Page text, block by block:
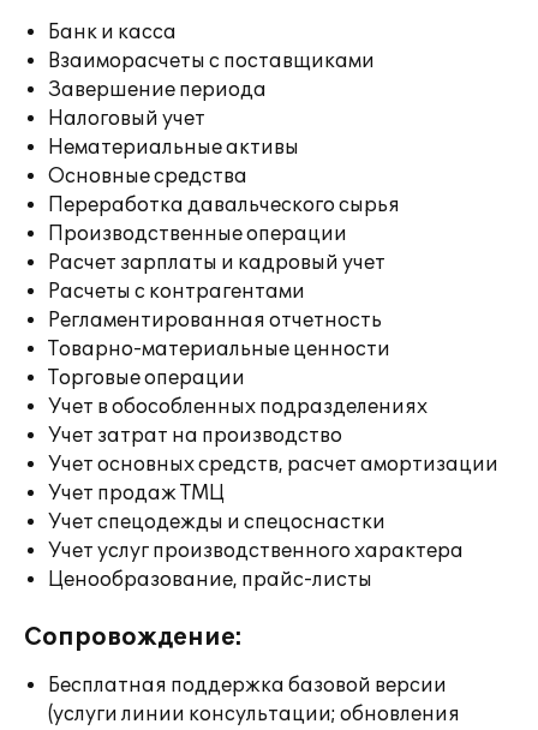
Банк и касса
Взаиморасчеты с поставщиками
Завершение периода
Налоговый учет
Нематериальные активы
Основные средства
Переработка давальческого сырья
Производственные операции
Расчет зарплаты и кадровый учет
Расчеты с контрагентами
Регламентированная отчетность
Товарно-материальные ценности
Торговые операции
Учет в обособленных подразделениях
Учет затрат на производство
Учет основных средств, расчет амортизации
Учет продаж ТМЦ
Учет спецодежды и спецоснастки
Учет услуг производственного характера
Ценообразование, прайс-листы
Сопровождение:
Бесплатная поддержка базовой версии
(услуги линии консультации; обновления